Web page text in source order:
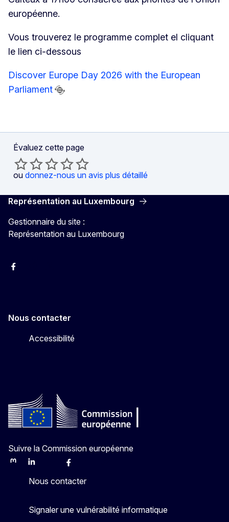
européenne.
Vous trouverez le programme complet el cliquant
le lien ci-dessous
Discover Europe Day 2026 with the European
Parliament
Évaluez cette page
ou donnez-nous un avis plus détaillé
Représentation au Luxembourg
Gestionnaire du site :
Représentation au Luxembourg
Facebook
Nous contacter
Accessibilité
Suivre la Commission européenne
MastodonLinkedInBlueskyFacebook
Nous contacter
Signaler une vulnérabilité informatique